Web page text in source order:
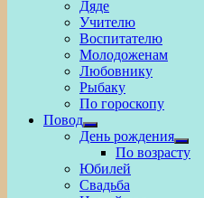
Дяде
Учителю
Воспитателю
Молодоженам
Любовнику
Рыбаку
По гороскопу
Повод
Show
sub
menu
День рождения
Show
sub
По возрасту
Юбилей
Свадьба